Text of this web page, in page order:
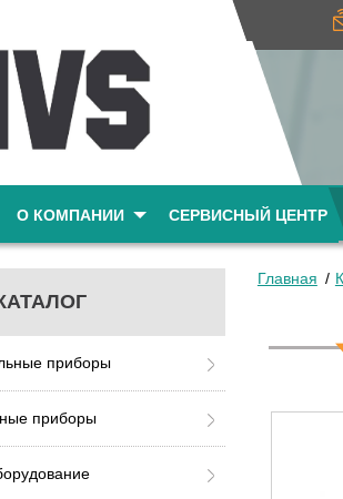
О КОМПАНИИ СЕРВИСНЫЙ ЦЕНТР
приборы
приборы
Главная